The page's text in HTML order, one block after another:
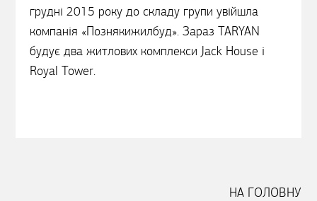
грудні 2015 року до складу групи увійшла
компанія «Познякижилбуд». Зараз TARYAN
будує два житлових комплекси Jack House і
Royal Tower.
НА ГОЛОВНУ